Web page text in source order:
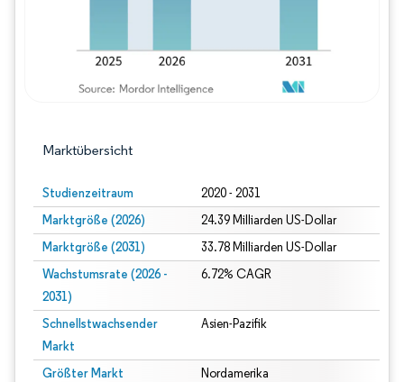
Marktübersicht
Studienzeitraum 2020 - 2031
Marktgröße (2026) 24.39 Milliarden US-Dollar
Marktgröße (2031) 33.78 Milliarden US-Dollar
Wachstumsrate (2026 -
2031)
6.72% CAGR
Schnellstwachsender
Markt
Asien-Pazifik
Größter Markt Nordamerika